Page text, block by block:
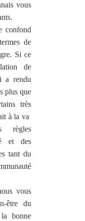
vous
confond
de
Si ce
de
a rendu
plus que
très
à la va
règles
et des
tant du
vous
être du
bonne